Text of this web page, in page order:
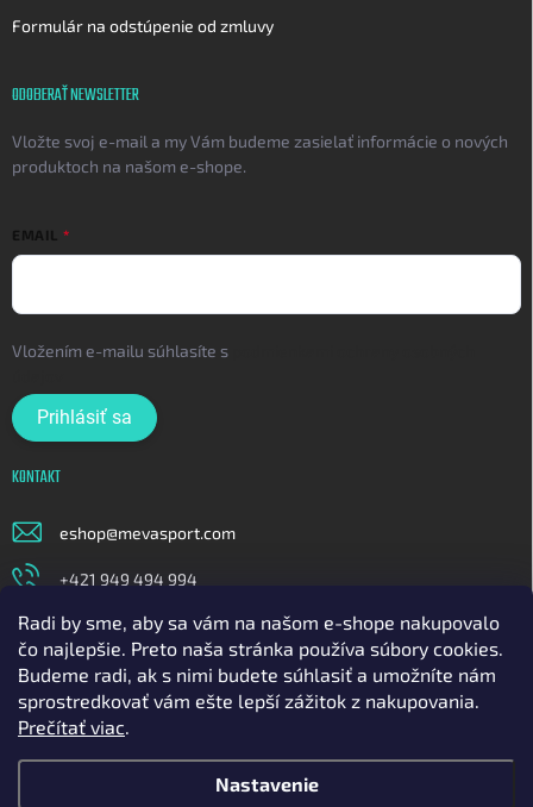
Radi by sme, aby sa vám na našom e-shope nakupovalo
čo najlepšie. Preto naša stránka používa súbory cookies.
Budeme radi, ak s nimi budete súhlasiť a umožníte nám
sprostredkovať vám ešte lepší zážitok z nakupovania.
Prečítať viac.
Nastavenie
Formulár na odstúpenie od zmluvy
ODOBERAŤ NEWSLETTER
Vložte svoj e-mail a my Vám budeme zasielať informácie o nových
produktoch na našom e-shope.
EMAIL
Vložením e-mailu súhlasíte s
Prihlásiť sa
KONTAKT
eshop@mevasport.com
+421 949 494 994
https://www.facebook.com/mevasportofficial
meva_sport
https://www.youtube.com/@mavasport